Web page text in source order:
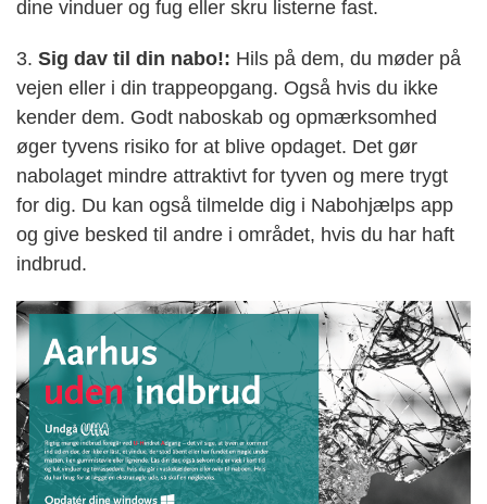
dine vinduer og fug eller skru listerne fast.
3. Sig dav til din nabo!: Hils på dem, du møder på
vejen eller i din trappeopgang. Også hvis du ikke
kender dem. Godt naboskab og opmærksomhed
øger tyvens risiko for at blive opdaget. Det gør
nabolaget mindre attraktivt for tyven og mere trygt
for dig. Du kan også tilmelde dig i Nabohjælps app
og give besked til andre i området, hvis du har haft
indbrud.